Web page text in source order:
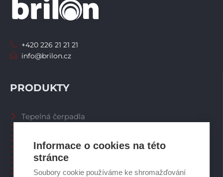
Informace o cookies na této
stránce
Soubory cookie používáme ke shromažďování
PRODUKTY
Tepelná čerpadla
Spalinové systémy
Plynové kotle
Ostatní příslušenství
+420 226 21 21 21
info@brilon.cz